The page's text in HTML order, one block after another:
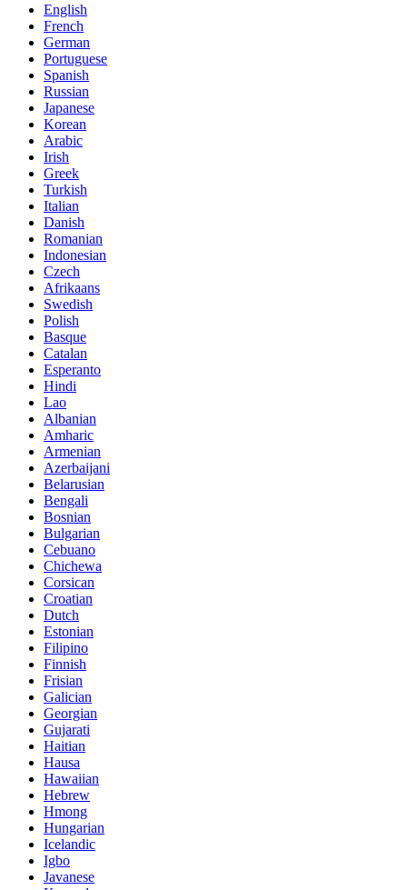
English
French
German
Portuguese
Spanish
Russian
Japanese
Korean
Arabic
Irish
Greek
Turkish
Italian
Danish
Romanian
Indonesian
Czech
Afrikaans
Swedish
Polish
Basque
Catalan
Esperanto
Hindi
Lao
Albanian
Amharic
Armenian
Azerbaijani
Belarusian
Bengali
Bosnian
Bulgarian
Cebuano
Chichewa
Corsican
Croatian
Dutch
Estonian
Filipino
Finnish
Frisian
Galician
Georgian
Gujarati
Haitian
Hausa
Hawaiian
Hebrew
Hmong
Hungarian
Icelandic
Igbo
Javanese